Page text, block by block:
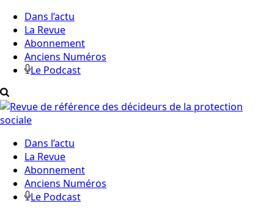
Dans l’actu
La Revue
Abonnement
Anciens Numéros
Le Podcast
Dans l’actu
La Revue
Abonnement
Anciens Numéros
Le Podcast